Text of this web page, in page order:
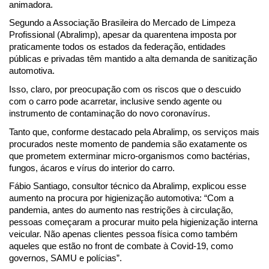
animadora.
Segundo a Associação Brasileira do Mercado de Limpeza
Profissional (Abralimp), apesar da quarentena imposta por
praticamente todos os estados da federação, entidades
públicas e privadas têm mantido a alta demanda de sanitização
automotiva.
Isso, claro, por preocupação com os riscos que o descuido
com o carro pode acarretar, inclusive sendo agente ou
instrumento de contaminação do novo coronavírus.
Tanto que, conforme destacado pela Abralimp, os serviços mais
procurados neste momento de pandemia são exatamente os
que prometem exterminar micro-organismos como bactérias,
fungos, ácaros e vírus do interior do carro.
Fábio Santiago, consultor técnico da Abralimp, explicou esse
aumento na procura por higienização automotiva: “Com a
pandemia, antes do aumento nas restrições à circulação,
pessoas começaram a procurar muito pela higienização interna
veicular. Não apenas clientes pessoa física como também
aqueles que estão no front de combate à Covid-19, como
governos, SAMU e polícias”.